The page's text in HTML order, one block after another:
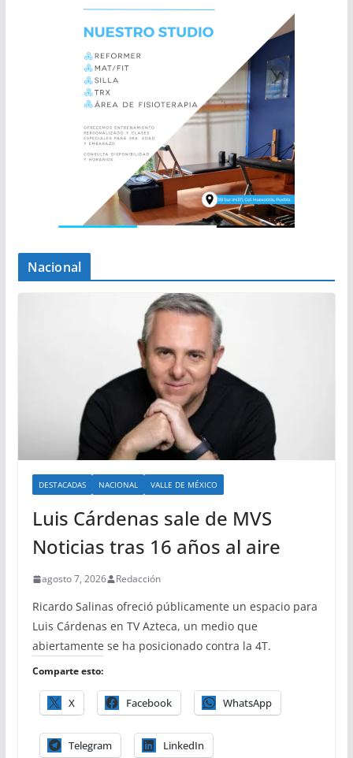
Nacional
DESTACADAS NACIONAL VALLE DE MÉXICO
Luis Cárdenas sale de MVS
Noticias tras 16 años al aire
agosto 7, 2026 Redacción
Ricardo Salinas ofreció públicamente un espacio para
Luis Cárdenas en TV Azteca, un medio que
abiertamente se ha posicionado contra la 4T.
Comparte esto:
X Facebook WhatsApp
Telegram LinkedIn